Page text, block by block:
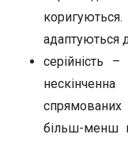
коригуються.
адаптуються
серійність
спрямованих
більш-менш